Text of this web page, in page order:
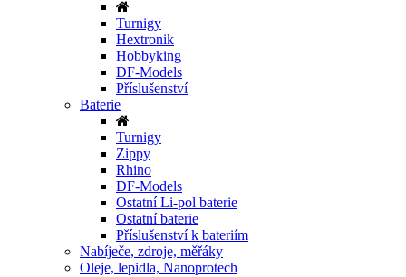
Turnigy
Hextronik
Hobbyking
DF-Models
Příslušenství
Baterie
Turnigy
Zippy
Rhino
DF-Models
Ostatní Li-pol baterie
Ostatní baterie
Příslušenství k bateriím
Nabíječe, zdroje, měřáky
Oleje, lepidla, Nanoprotech